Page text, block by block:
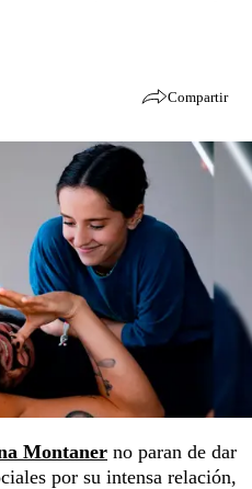
Compartir
Montaner no paran de dar
por su intensa relación,